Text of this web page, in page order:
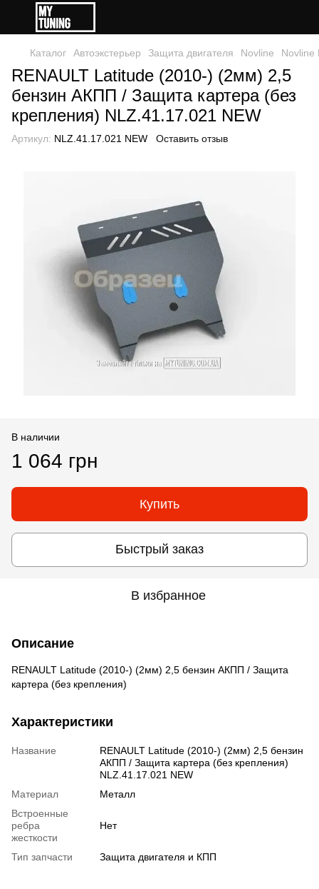
Каталог Автоэкстерьер Защита двигателя Novline Novline
RENAULT Latitude (2010-) (2мм) 2,5
бензин АКПП / Защита картера (без
крепления) NLZ.41.17.021 NEW
Артикул: NLZ.41.17.021 NEW Оставить отзыв
В наличии
1 064 грн
Купить
Быстрый заказ
В избранное
Описание
RENAULT Latitude (2010-) (2мм) 2,5 бензин АКПП / Защита
картера (без крепления)
Характеристики
Название
RENAULT Latitude (2010-) (2мм) 2,5 бензин
АКПП / Защита картера (без крепления)
NLZ.41.17.021 NEW
Материал
Металл
Встроенные
ребра
жесткости
Нет
Тип запчасти Защита двигателя и КПП